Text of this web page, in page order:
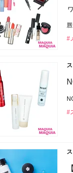
#
#